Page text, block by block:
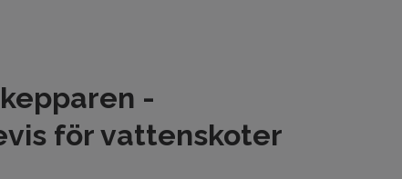
-
för vattenskoter